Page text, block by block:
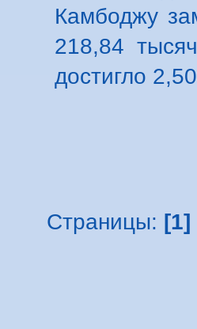
Камбоджу
218,84
достигло
Страницы: [1]